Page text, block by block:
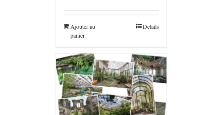
Ajouter au
panier
Details